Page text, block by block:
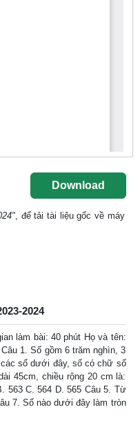
Download
, để tải tài liệu gốc về máy
2024
làm bài: 40 phút Họ và tên:
1. Số gồm 6 trăm nghìn, 3
các số dưới đây, số có chữ số
45cm, chiều rộng 20 cm là:
563 C. 564 D. 565 Câu 5. Từ
7. Số nào dưới đây làm tròn